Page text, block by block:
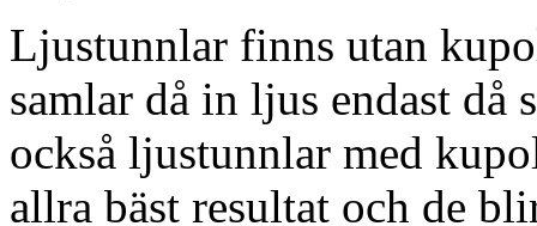
Ljustunnlar finns utan
samlar då in ljus endast då
också ljustunnlar med
allra bäst resultat och de